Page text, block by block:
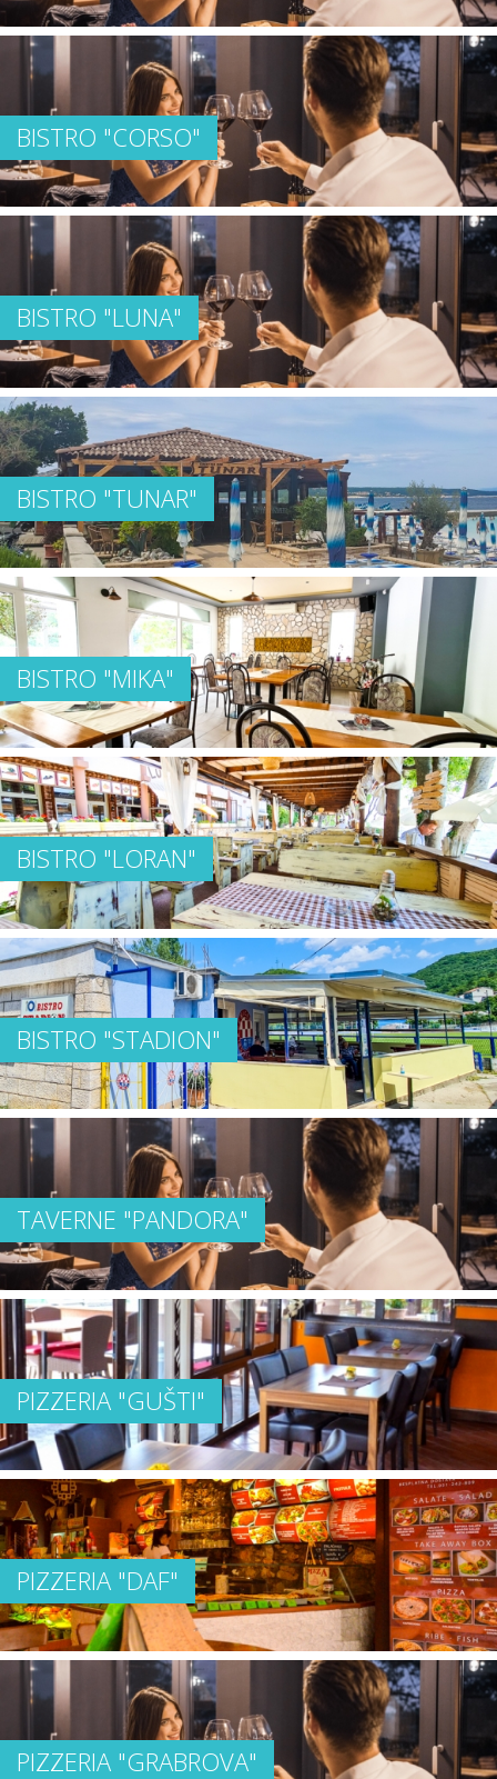
BISTRO "CORSO"
BISTRO "LUNA"
BISTRO "TUNAR"
BISTRO "MIKA"
BISTRO "LORAN"
BISTRO "STADION"
TAVERNE "PANDORA"
PIZZERIA "GUŠTI"
PIZZERIA "DAF"
PIZZERIA "GRABROVA"